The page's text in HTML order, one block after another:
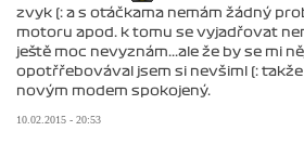
zvyk (: a s otáčkama nemám žádný
motoru apod. k tomu se vyjadřovat
ještě moc nevyznám...ale že by se mi
opotřřebovával jsem si nevšiml (: takže
novým modem spokojený.
10.02.2015 - 20:53